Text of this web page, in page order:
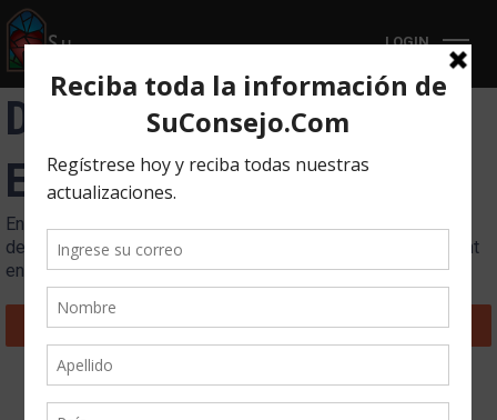
LOGIN
Depresión – Caso de
Estudio
En esta unidad, encontrará un caso de estudio sobre el tema
de la depresión de una persona que compartió con June Hunt
en una sesión de consejería.
Back to Course